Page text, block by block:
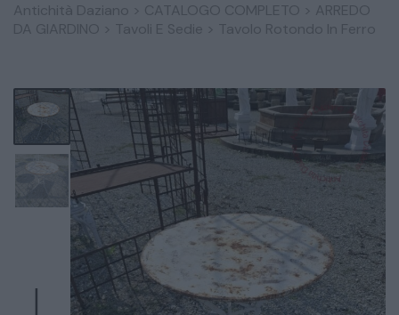
Antichità Daziano CATALOGO COMPLETO
ARREDO
DA GIARDINO
Tavoli E Sedie Tavolo Rotondo In Ferro